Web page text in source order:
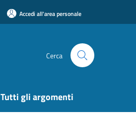
Accedi all'area personale
Cerca
Tutti gli argomenti